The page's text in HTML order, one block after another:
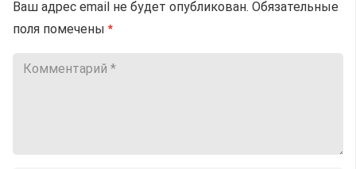
Ваш адрес email не будет опубликован. Обязательные
поля помечены *